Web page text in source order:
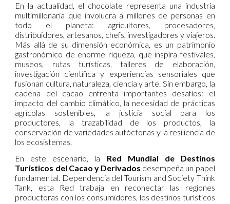
En la actualidad, el chocolate representa una industria
multimillonaria que involucra a millones de personas en
todo el planeta: agricultores, procesadores,
distribuidores, artesanos, chefs, investigadores y viajeros.
Más allá de su dimensión económica, es un patrimonio
gastronómico de enorme riqueza, que inspira festivales,
museos, rutas turísticas, talleres de elaboración,
investigación científica y experiencias sensoriales que
fusionan cultura, naturaleza, ciencia y arte. Sin embargo, la
cadena del cacao enfrenta importantes desafíos: el
impacto del cambio climático, la necesidad de prácticas
agrícolas sostenibles, la justicia social para los
productores, la trazabilidad de los productos, la
conservación de variedades autóctonas y la resiliencia de
los ecosistemas.
En este escenario, la Red Mundial de Destinos
Turísticos del Cacao y Derivados desempeña un papel
fundamental. Dependencia del Tourism and Society Think
Tank, esta Red trabaja en reconectar las regiones
productoras con los consumidores, los destinos turísticos